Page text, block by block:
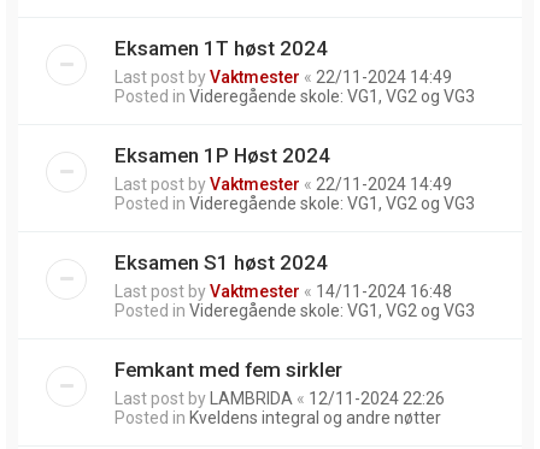
Eksamen 1T høst 2024
Last post byVaktmester « 22/11-2024 14:49
Posted in Videregående skole: VG1, VG2 og VG3
Eksamen 1P Høst 2024
Last post byVaktmester « 22/11-2024 14:49
Posted in Videregående skole: VG1, VG2 og VG3
Eksamen S1 høst 2024
Last post byVaktmester « 14/11-2024 16:48
Posted in Videregående skole: VG1, VG2 og VG3
Femkant med fem sirkler
Last post by LAMBRIDA « 12/11-2024 22:26
Posted in Kveldens integral og andre nøtter